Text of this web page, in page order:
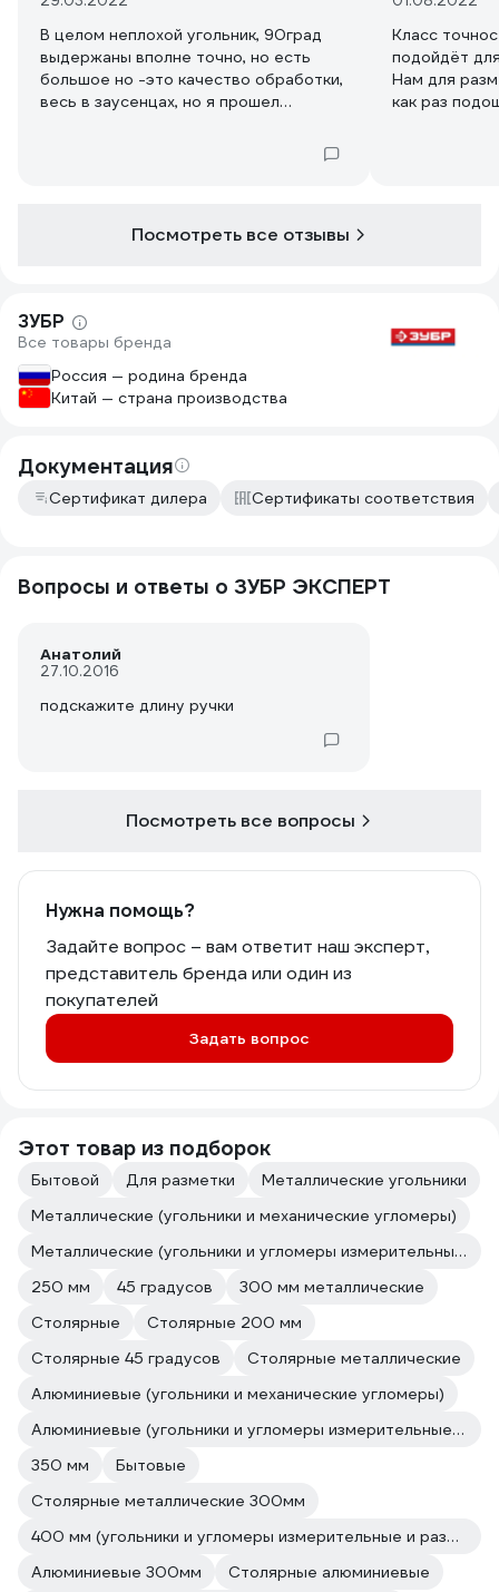
В целом неплохой угольник, 90град
выдержаны вполне точно, но есть
большое но -это качество обработки,
весь в заусенцах, но я прошел
Класс
подойдёт
Нам для
как раз
Посмотреть все отзывы
ЗУБР
Все товары бренда
Россия — родина бренда
Китай — страна производства
Документация
Сертификат дилера Сертификаты соответствия
Вопросы и ответы о ЗУБР ЭКСПЕРТ
Анатолий
27.10.2016
подскажите длину ручки
Посмотреть все вопросы
Нужна помощь?
Задайте вопрос – вам ответит наш эксперт,
представитель бренда или один из
покупателей
Задать вопрос
Этот товар из подборок
Бытовой Для разметки
Металлические угольники
Металлические (угольники и механические угломеры)
Металлические (угольники и угломеры измерительные и разметочные)
250 мм
45 градусов
300 мм металлические
Столярные
Столярные 200 мм
Столярные 45 градусов
Столярные металлические
Алюминиевые (угольники и механические угломеры)
Алюминиевые (угольники и угломеры измерительные и разметочные)
350 мм
Бытовые
Столярные металлические 300мм
400 мм (угольники и угломеры измерительные и разметочные)
Алюминиевые 300мм
Столярные алюминиевые